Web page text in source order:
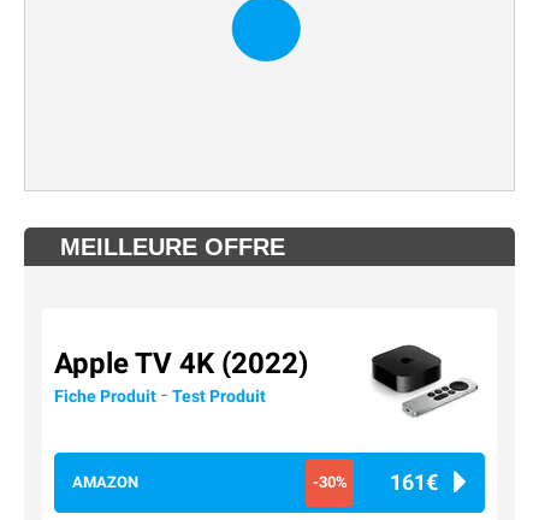
MEILLEURE OFFRE
Apple TV 4K (2022)
Fiche Produit - Test Produit
AMAZON -30% 161€